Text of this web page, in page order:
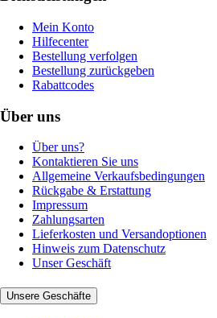
Mein Konto
Hilfecenter
Bestellung verfolgen
Bestellung zurückgeben
Rabattcodes
Über uns
Über uns?
Kontaktieren Sie uns
Allgemeine Verkaufsbedingungen
Rückgabe & Erstattung
Impressum
Zahlungsarten
Lieferkosten und Versandoptionen
Hinweis zum Datenschutz
Unser Geschäft
Unsere Geschäfte